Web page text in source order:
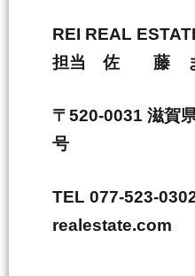
REI REAL
担当 佐 藤 ま
〒520-0031 滋賀
号
TEL 077-523-
realestate.com